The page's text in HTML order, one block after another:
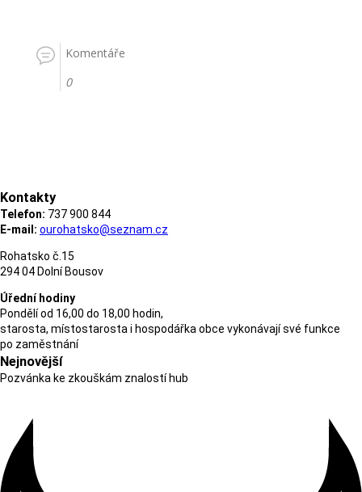
Komentáře
0
Kontakty
Telefon: 737 900 844
E-mail: ourohatsko@seznam.cz
Rohatsko č.15
294 04 Dolní Bousov
Úřední hodiny
Pondělí od 16,00 do 18,00 hodin,
starosta, místostarosta i hospodářka obce vykonávají své funkce
po zaměstnání
Nejnovější
Pozvánka ke zkouškám znalostí hub